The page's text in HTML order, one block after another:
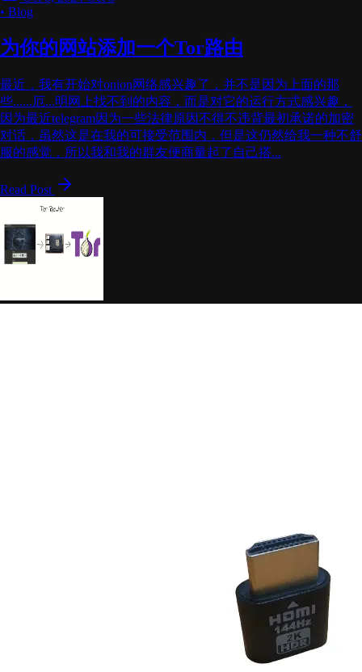
• Blog
为你的网站添加一个Tor路由
最近，我有开始对onion网络感兴趣了，并不是因为上面的那
些......厄...明网上找不到的内容，而是对它的运行方式感兴趣，
因为最近telegram因为一些法律原因不得不违背最初承诺的加密
对话，虽然这是在我的可接受范围内，但是这仍然给我一种不舒
服的感觉，所以我和我的群友便商量起了自己搭...
Read Post